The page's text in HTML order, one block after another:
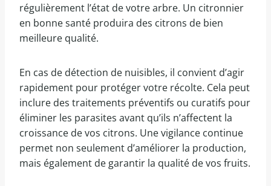
régulièrement l’état de votre arbre. Un citronnier
en bonne santé produira des citrons de bien
meilleure qualité.
En cas de détection de nuisibles, il convient d’agir
rapidement pour protéger votre récolte. Cela peut
inclure des traitements préventifs ou curatifs pour
éliminer les parasites avant qu’ils n’affectent la
croissance de vos citrons. Une vigilance continue
permet non seulement d’améliorer la production,
mais également de garantir la qualité de vos fruits.